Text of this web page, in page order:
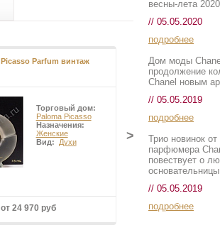
Picasso Parfum винтаж
Торговый дом:
Paloma Picasso
Назначения:
Женские
Вид:
Духи
от 24 970 руб
Eau
>
весны-лета 2020
// 05.05.2020
подробнее
Дом моды
продолжение
Chanel новым
// 05.05.2019
подробнее
Трио новинок
парфюмера
повествует о
// 05.05.2019
подробнее